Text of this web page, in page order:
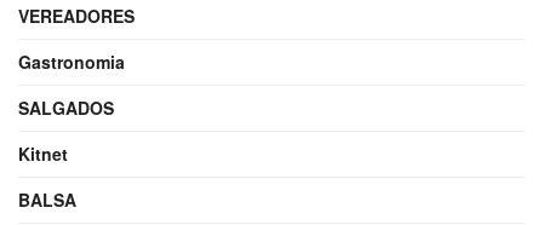
VEREADORES
Gastronomia
SALGADOS
Kitnet
BALSA